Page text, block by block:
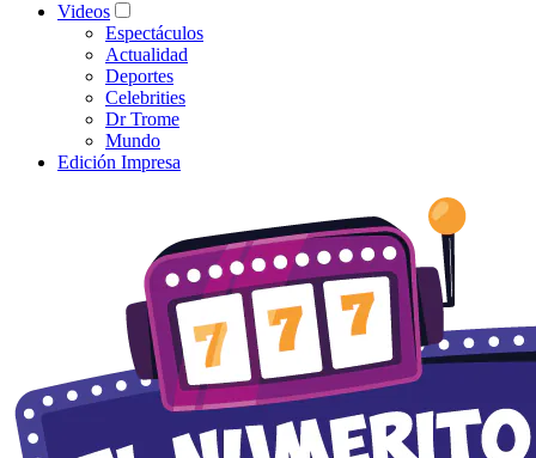
Videos
Espectáculos
Actualidad
Deportes
Celebrities
Dr Trome
Mundo
Edición Impresa